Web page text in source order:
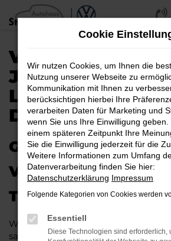
Zum
Hauptinhalt
VW TIGUAN
JAHRESWAGEN |
LIEFERSERVICE
DORTMUND
GAS GEBEN IN
VIELLEICHT BALD
TIGUAN
Wer Argumente für einen VW
sammelt, wird schnell fündig. Das
Cookie
Wir nutzen Cookies, um Ihnen die
Nutzung unserer Webseite zu
Kommunikation mit Ihnen zu
berücksichtigen hierbei Ihre
verarbeiten Daten für Marketing und
wenn Sie uns Ihre Einwilligung geben.
einem späteren Zeitpunkt Ihre
Sie die Einwilligung jederzeit für die
Weitere Informationen zum Umfang
Datenverarbeitung finden Sie hier:
Datenschutzerklärung Impressum
Folgende Kategorien von Cookies werden
Essentiell
Diese Technologien sind erforderlich,